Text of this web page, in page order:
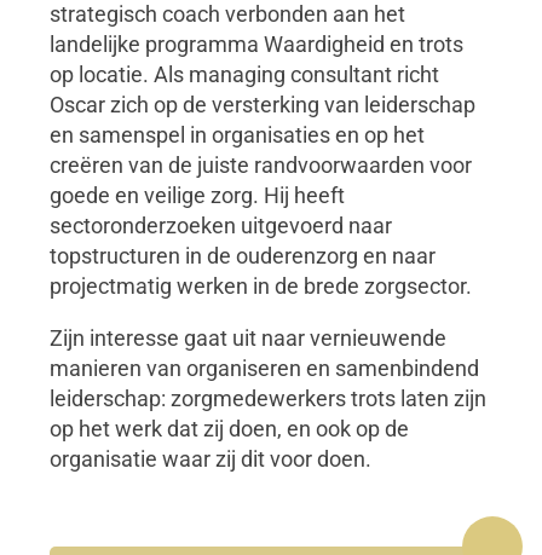
strategisch coach verbonden aan het
landelijke programma Waardigheid en trots
op locatie. Als managing consultant richt
Oscar zich op de versterking van leiderschap
en samenspel in organisaties en op het
creëren van de juiste randvoorwaarden voor
goede en veilige zorg. Hij heeft
sectoronderzoeken uitgevoerd naar
topstructuren in de ouderenzorg en naar
projectmatig werken in de brede zorgsector.
Zijn interesse gaat uit naar vernieuwende
manieren van organiseren en samenbindend
leiderschap: zorgmedewerkers trots laten zijn
op het werk dat zij doen, en ook op de
organisatie waar zij dit voor doen.